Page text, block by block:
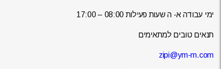
ימי עבודה א- ה שעות פעילות 08:00 – 17:00
תנאים טובים למתאימים
zipi@ym-m.com